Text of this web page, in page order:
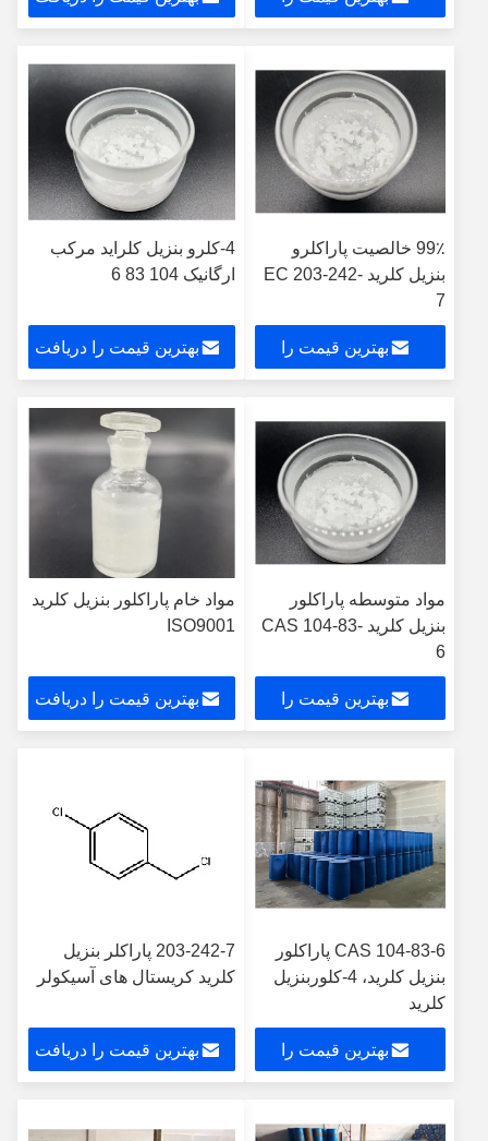
99٪ خالصیت پاراکلرو
بنزیل کلرید EC 203-242-
7
بهترین قیمت را
4-کلرو بنزیل کلراید مرکب
ارگانیک 104 83 6
بهترین قیمت را دریافت
مواد متوسطه پاراکلور
بنزیل کلرید CAS 104-83-
6
بهترین قیمت را
مواد خام پاراکلور بنزیل کلرید
ISO9001
بهترین قیمت را دریافت
CAS 104-83-6 پاراکلور
بنزیل کلرید، 4-کلوربنزیل
کلرید
بهترین قیمت را
203-242-7 پاراکلر بنزیل
کلرید کریستال های آسیکولر
بهترین قیمت را دریافت